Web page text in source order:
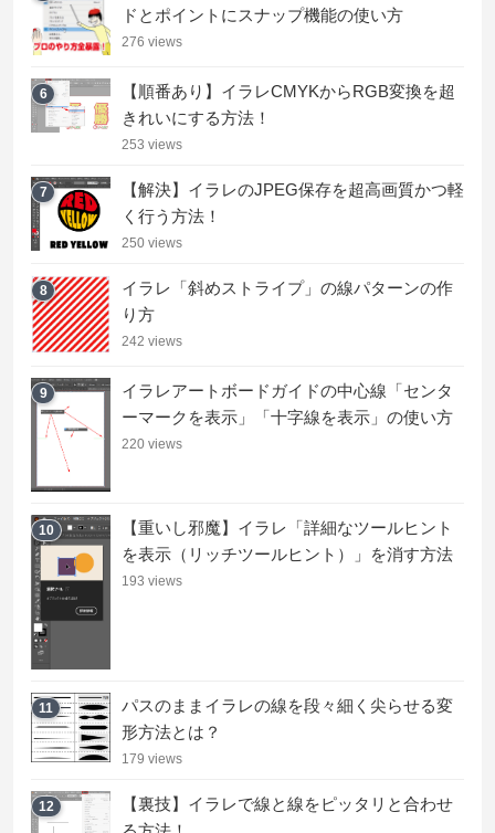
ドとポイントにスナップ機能の使い方
276 views
6
【順番あり】イラレCMYKからRGB変換を超
きれいにする方法！
253 views
7
【解決】イラレのJPEG保存を超高画質かつ軽
く行う方法！
250 views
8
イラレ「斜めストライプ」の線パターンの作
り方
242 views
9
イラレアートボードガイドの中心線「センタ
ーマークを表示」「十字線を表示」の使い方
220 views
10
【重いし邪魔】イラレ「詳細なツールヒント
を表示（リッチツールヒント）」を消す方法
193 views
11
パスのままイラレの線を段々細く尖らせる変
形方法とは？
179 views
12
【裏技】イラレで線と線をピッタリと合わせ